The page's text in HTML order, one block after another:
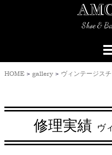
Shoe &
HOME> gallery> ヴィンテージス
修理実績 ヴ